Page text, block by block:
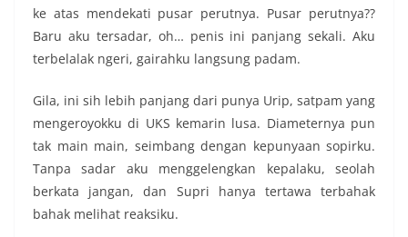
ke atas mendekati pusar perutnya. Pusar perutnya??
Baru aku tersadar, oh… penis ini panjang sekali. Aku
terbelalak ngeri, gairahku langsung padam.
Gila, ini sih lebih panjang dari punya Urip, satpam yang
mengeroyokku di UKS kemarin lusa. Diameternya pun
tak main main, seimbang dengan kepunyaan sopirku.
Tanpa sadar aku menggelengkan kepalaku, seolah
berkata jangan, dan Supri hanya tertawa terbahak
bahak melihat reaksiku.